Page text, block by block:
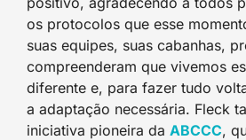
os protocolos que esse
suas equipes, suas cabanhas,
compreenderam que vivemos
diferente e, para fazer tudo
a adaptação necessária. Fleck
iniciativa pioneira da ABCCC,